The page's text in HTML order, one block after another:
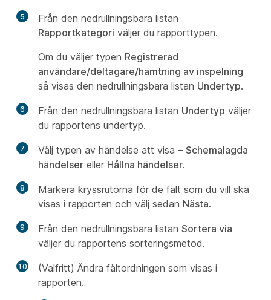
5
Från den nedrullningsbara listan
Rapportkategori väljer du rapporttypen.
Om du väljer typen Registrerad
användare/deltagare/hämtning av inspelning
så visas den nedrullningsbara listan Undertyp.
6 Från den nedrullningsbara listan Undertyp väljer
du rapportens undertyp.
7 Välj typen av händelse att visa – Schemalagda
händelser eller Hållna händelser.
8
Markera kryssrutorna för de fält som du vill ska
visas i rapporten och välj sedan Nästa.
9 Från den nedrullningsbara listan Sortera via
väljer du rapportens sorteringsmetod.
10
(Valfritt) Ändra fältordningen som visas i
rapporten.